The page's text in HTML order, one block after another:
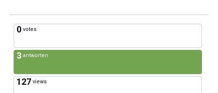
0 votes
3 antworten
127 views